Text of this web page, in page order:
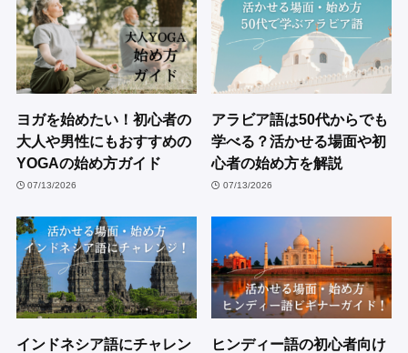
ヨガを始めたい！初心者の
大人や男性にもおすすめの
YOGAの始め方ガイド
07/13/2026
アラビア語は50代からでも
学べる？活かせる場面や初
心者の始め方を解説
07/13/2026
インドネシア語にチャレン
ヒンディー語の初心者向け